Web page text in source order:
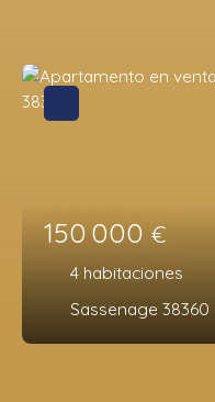
150 000 €
4 habitaciones
Sassenage 38360